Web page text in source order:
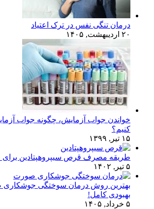
درمان تنگی نفس در ترک اعتیاد
۲۰ اردیبهشت, ۱۴۰۵
خواندن جواب آزمایش، چگونه جواب
کنیم؟
۱۵ تیر, ۱۳۹۹
طریقه مصرف قرص سیپروهپتادین برای
۵ تیر, ۱۴۰۲
بهترین روش درمان سوختگی جوشکاری
بهبودی کامل!
۵ خرداد, ۱۴۰۵